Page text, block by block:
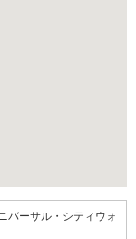
バーサル・シティウォ